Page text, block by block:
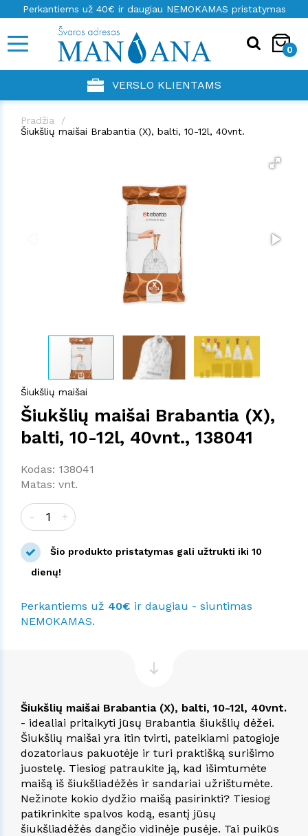
Perkantiems už 40€ ir daugiau NEMOKAMAS pristatymas
0
VERSLO KLIENTAMS
Pradžia
Šiukšlių maišai Brabantia (X), balti, 10-12l, 40vnt.
Šiukšlių maišai
Šiukšlių maišai Brabantia (X),
balti, 10-12l, 40vnt., 138041
Kodas: 138041
Matas: vnt.
- +
Šio produkto pristatymas gali užtrukti iki 10
dienų!
Perkantiems už 40€ ir daugiau - siuntimas
NEMOKAMAS.
Šiukšlių maišai Brabantia (X), balti, 10-12l, 40vnt.
- idealiai pritaikyti jūsų Brabantia šiukšlių dėžei.
Šiukšlių maišai yra itin tvirti, pateikiami patogioje
dozatoriaus pakuotėje ir turi praktišką surišimo
juostelę. Tiesiog patraukite ją, kad išimtumėte
maišą iš šiukšliadėžės ir sandariai užrištumėte.
Nežinote kokio dydžio maišą pasirinkti? Tiesiog
patikrinkite spalvos kodą, esantį jūsų
šiukšliadėžės dangčio vidinėje pusėje. Tai puikūs